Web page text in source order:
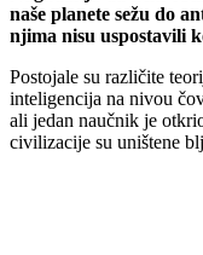
naše planete sežu do
njima nisu uspostavili
Postojale su različite
inteligencija na nivou
ali jedan naučnik je
civilizacije su uništene